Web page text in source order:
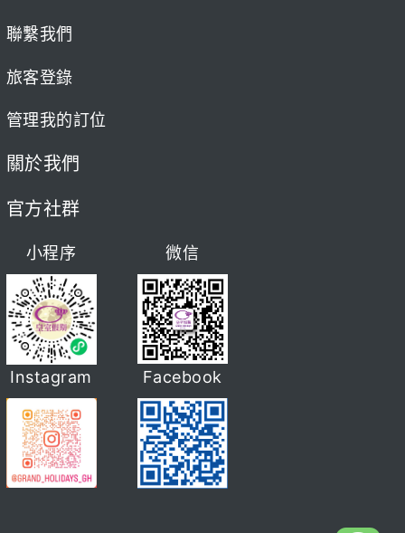
聯繫我們
旅客登錄
管理我的訂位
關於我們
官方社群
小程序 微信
Instagram Facebook